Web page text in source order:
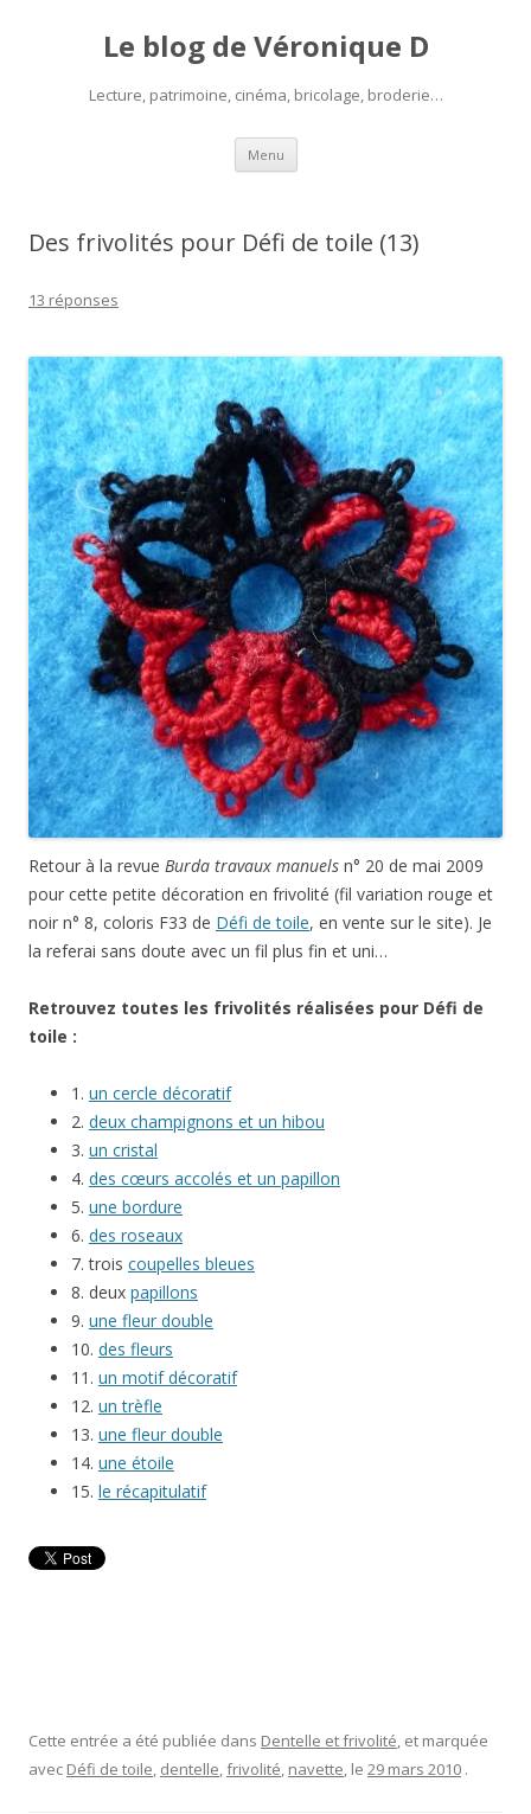
Le blog de Véronique D
Lecture, patrimoine, cinéma, bricolage, broderie…
Menu Aller
contenu
Des frivolités pour Défi de toile (13)
13 réponses
Retour à la revue Burda travaux manuels n° 20 de mai 2009
pour cette petite décoration en frivolité (fil variation rouge et
noir n° 8, coloris F33 de Défi de toile, en vente sur le site). Je
la referai sans doute avec un fil plus fin et uni…
Retrouvez toutes les frivolités réalisées pour Défi de
toile :
1. un cercle décoratif
2. deux champignons et un hibou
3. un cristal
4. des cœurs accolés et un papillon
5. une bordure
6. des roseaux
7. trois coupelles bleues
8. deux papillons
9. une fleur double
10. des fleurs
11. un motif décoratif
12. un trèfle
13. une fleur double
14. une étoile
15. le récapitulatif
Cette entrée a été publiée dans Dentelle et frivolité, et marquée
avec Défi de toile, dentelle,frivolité, navette, le 29 mars 2010 .